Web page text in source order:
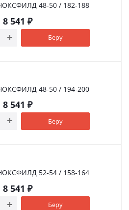
НОКСФИЛД 48-50 / 182-188
8 541 ₽
Беру
НОКСФИЛД 48-50 / 194-200
8 541 ₽
Беру
НОКСФИЛД 52-54 / 158-164
8 541 ₽
Беру